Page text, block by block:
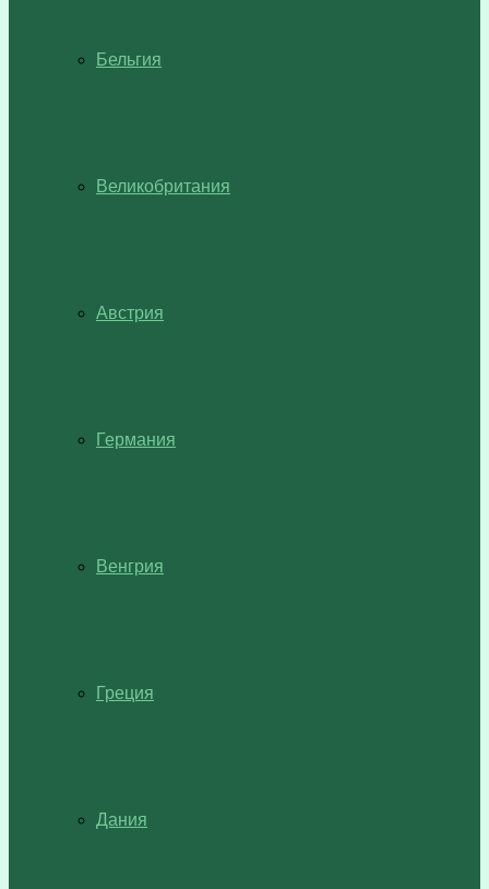
Бельгия
Великобритания
Австрия
Германия
Венгрия
Греция
Дания